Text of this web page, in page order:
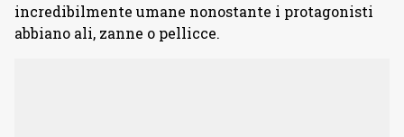
incredibilmente umane nonostante i protagonisti
abbiano ali, zanne o pellicce.